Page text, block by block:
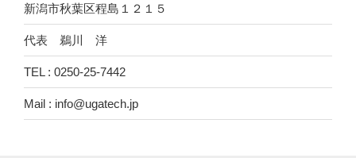
新潟市秋葉区程島１２１５
代表 鵜川 洋
TEL : 0250-25-7442
Mail : info@ugatech.jp